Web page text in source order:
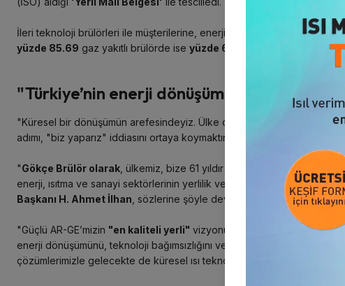
İleri teknoloji brülörleri ile müşterilerine, enerji üretiminde ve ısıtmada
yüzde 85.69 gaz yakıtlı brülörde ise yüzde 63.44 yerli katma değer
"Türkiye’nin enerji dönüşümünü
"Küresel bir dönüşümün arefesindeyiz. Ülke olarak, bu yeni döneme
adımı, "biz yaparız" iddiasını ortaya koymaktır. Gökçe Brülör, bu iddiasını
"Gökçe Brülör olarak , ülkemiz, bize 61 yıldır güvendi. Biz de bu
enerji, ısıtma ve sanayi sektörlerinin yerlilik ve millik hedeflerine
Başkanı H. Ahmet İlhan , sözlerine şöyle devam etti:
"Güçlü AR-GE’mizin "en kaliteli yerli" vizyonu ile dünya
enerji dönüşümünü, teknoloji bağımsızlığını ve aynı zamanda
çözümlerimizle gelecekte de küresel ısı teknolojisinin yerli bir lideri